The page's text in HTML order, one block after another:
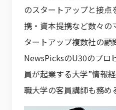
のスタートアップと接
携・資本提携など数々の
タートアップ複数社の顧
NewsPicksのU30のプロ
員が起業する大学”情報
職大学の客員講師も務め